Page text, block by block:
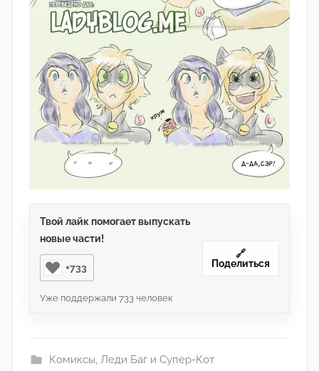
Твой лайк помогает выпускать
новые части!
+733
Уже поддержали 733 человек
🔗
Поделиться
Комиксы, Леди Баг и Супер-Кот